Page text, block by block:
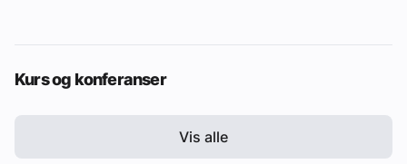
Kurs og konferanser
Vis alle